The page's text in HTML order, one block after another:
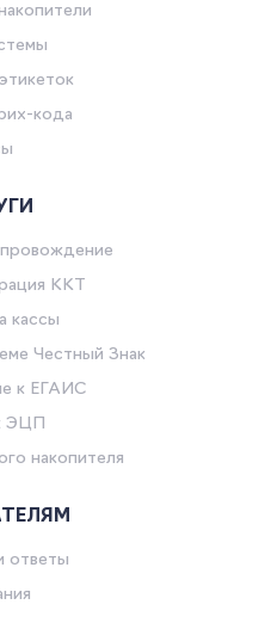
кода
ККТ
кассы
Честный Знак
к ЕГАИС
ЭЦП
накопителя
ответы